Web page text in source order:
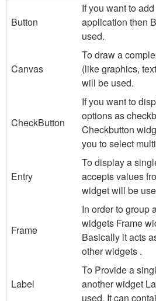
Button
If you want to
application then
used.
Canvas
To draw a
(like graphics,
will be used.
CheckButton
If you want to
options as
Checkbutton
you to select
Entry
To display a
accepts values
widget will be
Frame
In order to group
widgets Frame
Basically it acts
other widgets .
Label
To Provide a
another widget
used. It can